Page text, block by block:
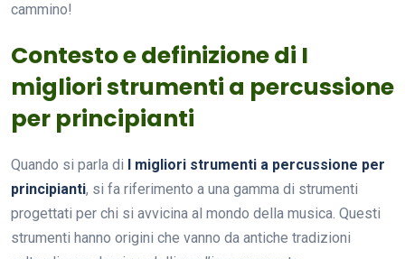
cammino!
Contesto e definizione di I
migliori strumenti a percussione
per principianti
Quando si parla di I migliori strumenti a percussione per
principianti, si fa riferimento a una gamma di strumenti
progettati per chi si avvicina al mondo della musica. Questi
strumenti hanno origini che vanno da antiche tradizioni